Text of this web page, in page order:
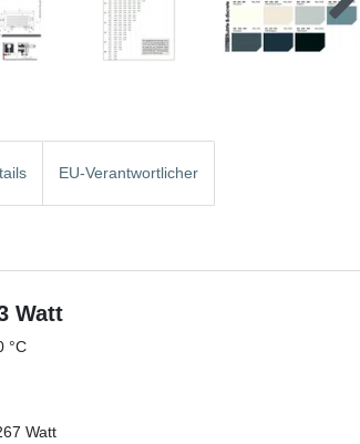
EU-Verantwortlicher
Watt
°C
Watt